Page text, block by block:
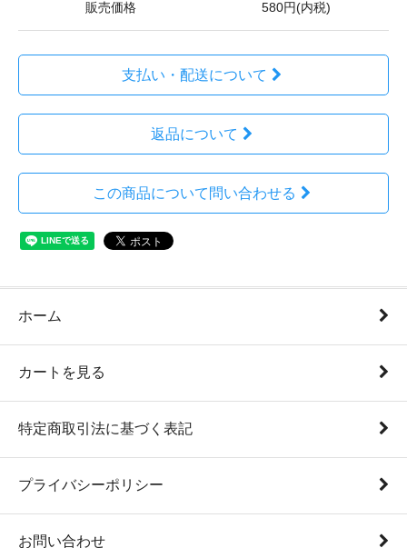
販売価格 580円(内税)
支払い・配送について
返品について
この商品について問い合わせる
ホーム
カートを見る
特定商取引法に基づく表記
プライバシーポリシー
お問い合わせ